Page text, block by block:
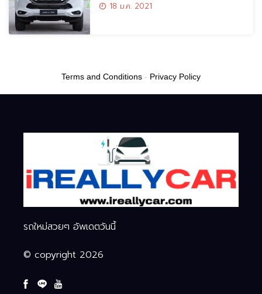
18 ม.ค. 2021
Terms and Conditions - Privacy Policy
รถใหม่สวยๆ อัพเดตวันนี้
© copyright 2026